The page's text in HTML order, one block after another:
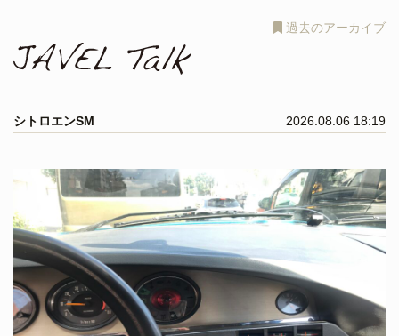
過去のアーカイブ
シトロエンSM 2026.08.06 18:19